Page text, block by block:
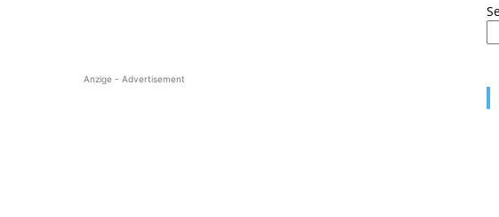
Anzige - Advertisement